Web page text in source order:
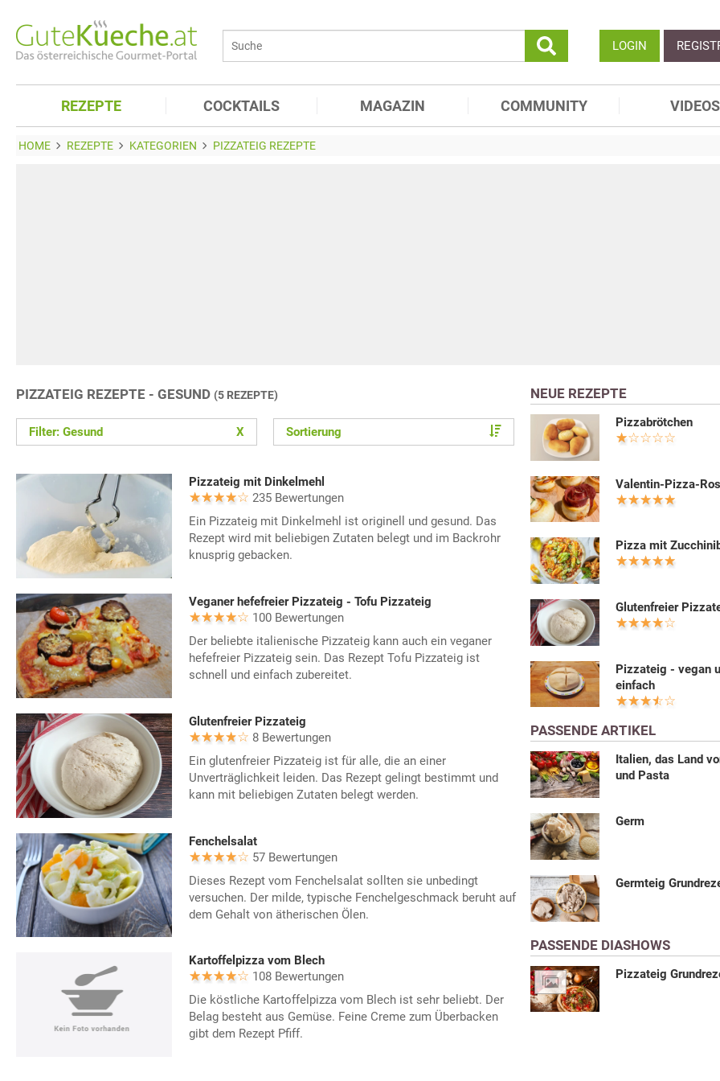
LOGIN
REZEPTE COCKTAILS MAGAZIN COMMUNITY VIDEOS
HOME REZEPTE KATEGORIEN PIZZATEIG REZEPTE
PIZZATEIG REZEPTE - GESUND (5 REZEPTE)
Filter: Gesund X Sortierung
Pizzateig mit Dinkelmehl
235 Bewertungen
Ein Pizzateig mit Dinkelmehl ist originell und gesund. Das
Rezept wird mit beliebigen Zutaten belegt und im Backrohr
knusprig gebacken.
Veganer hefefreier Pizzateig - Tofu Pizzateig
100 Bewertungen
Der beliebte italienische Pizzateig kann auch ein veganer
hefefreier Pizzateig sein. Das Rezept Tofu Pizzateig ist
schnell und einfach zubereitet.
Glutenfreier Pizzateig
8 Bewertungen
Ein glutenfreier Pizzateig ist für alle, die an einer
Unverträglichkeit leiden. Das Rezept gelingt bestimmt und
kann mit beliebigen Zutaten belegt werden.
Fenchelsalat
57 Bewertungen
Dieses Rezept vom Fenchelsalat sollten sie unbedingt
versuchen. Der milde, typische Fenchelgeschmack beruht auf
dem Gehalt von ätherischen Ölen.
Kartoffelpizza vom Blech
108 Bewertungen
Die köstliche Kartoffelpizza vom Blech ist sehr beliebt. Der
Belag besteht aus Gemüse. Feine Creme zum Überbacken
gibt dem Rezept Pfiff.
NEUE REZEPTE
Pizzabrötchen
Valentin-Pizza-
Pizza mit
Glutenfreier
Pizzateig - vegan
einfach
PASSENDE ARTIKEL
Italien, das Land
und Pasta
Germ
Germteig
PASSENDE DIASHOWS
Pizzateig